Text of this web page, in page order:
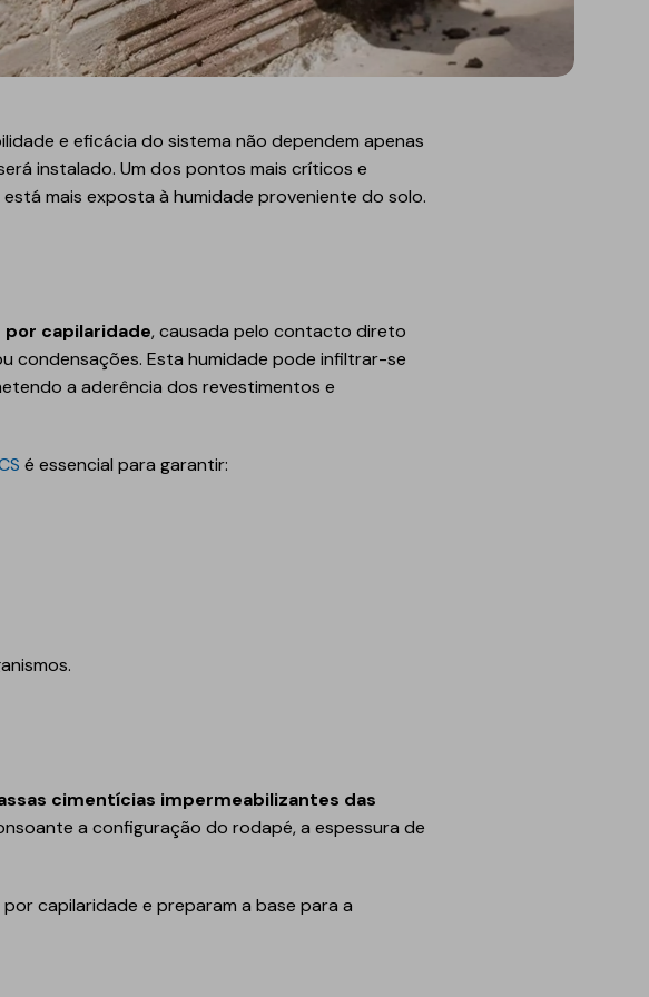
e eficácia do sistema não dependem apenas
instalado. Um dos pontos mais críticos e
mais exposta à humidade proveniente do solo.
capilaridade, causada pelo contacto direto
condensações. Esta humidade pode infiltrar-se
a aderência dos revestimentos e
é essencial para garantir:
cimentícias impermeabilizantes das
a configuração do rodapé, a espessura de
capilaridade e preparam a base para a